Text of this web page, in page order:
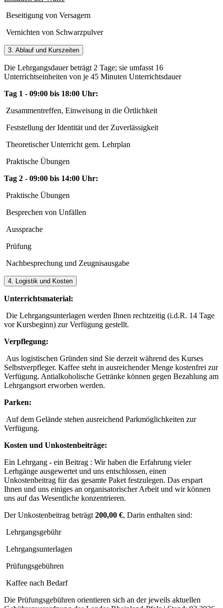
Beseitigung von Versagern
Vernichten von Schwarzpulver
3. Ablauf und Kurszeiten
Die Lehrgangsdauer beträgt 2 Tage; sie umfasst 16
Unterrichtseinheiten von je 45 Minuten Unterrichtsdauer
Tag 1 - 09:00 bis 18:00 Uhr:
Zusammentreffen, Einweisung in die Örtlichkeit
Feststellung der Identität und der Zuverlässigkeit
Theoretischer Unterricht gem. Lehrplan
Praktische Übungen
Tag 2 - 09:00 bis 14:00 Uhr:
Praktische Übungen
Besprechen von Unfällen
Aussprache
Prüfung
Nachbesprechung und Zeugnisausgabe
4. Logistik und Kosten
Unterrichtsmaterial:
Die Lehrgangsunterlagen werden Ihnen rechtzeitig (i.d.R. 14 Tage
vor Kursbeginn) zur Verfügung gestellt.
Verpflegung:
Aus logistischen Gründen sind Sie derzeit während des Kurses
Selbstverpfleger. Kaffee steht in ausreichender Menge kostenfrei zur
Verfügung. Antialkoholische Getränke können gegen Bezahlung am
Lehrgangsort erworben werden.
Parken:
Auf dem Gelände stehen ausreichend Parkmöglichkeiten zur
Verfügung.
Kosten und Unkostenbeiträge:
Ein Lehrgang - ein Beitrag : Wir haben die Erfahrung vieler
Lerhgänge ausgewertet und uns entschlossen, einen
Unkostenbeitrag für das gesamte Paket festzulegen. Das erspart
Ihnen und uns einiges an organisatorischer Arbeit und wir können
uns auf das Wesentliche konzentrieren.
Der Unkostenbeitrag beträgt 200,00 €, Darin enthalten sind:
Lehrgangsgebühr
Lehrgangsunterlagen
Prüfungsgebühren
Kaffee nach Bedarf
Die Prüfungsgebühren orientieren sich an der jeweils aktuellen